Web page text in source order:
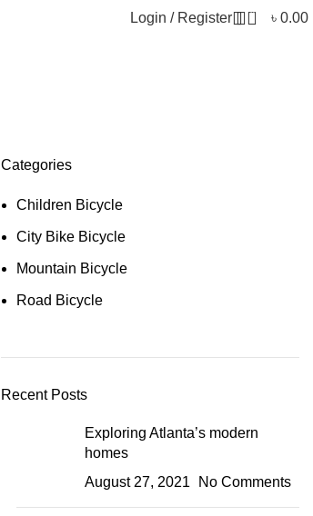
Login / Register 0 ৳ 0.00
Categories
Children Bicycle
City Bike Bicycle
Mountain Bicycle
Road Bicycle
Recent Posts
Exploring Atlanta’s modern
homes
August 27, 2021
No Comments